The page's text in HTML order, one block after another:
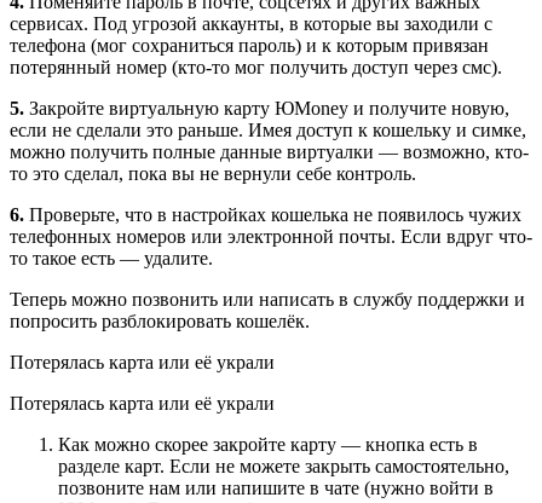
сервисах. Под угрозой аккаунты, в которые вы заходили с
телефона (мог сохраниться пароль) и к которым привязан
потерянный номер (кто-то мог получить доступ через смс).
5. Закройте виртуальную карту ЮMoney и получите новую,
если не сделали это раньше. Имея доступ к кошельку и симке,
можно получить полные данные виртуалки — возможно, кто-
то это сделал, пока вы не вернули себе контроль.
6. Проверьте, что в настройках кошелька не появилось чужих
телефонных номеров или электронной почты. Если вдруг что-
то такое есть — удалите.
Теперь можно позвонить или написать в службу поддержки и
попросить разблокировать кошелёк.
Потерялась карта или её украли
Потерялась карта или её украли
Как можно скорее закройте карту — кнопка есть в
разделе карт. Если не можете закрыть самостоятельно,
позвоните нам или напишите в чате (нужно войти в